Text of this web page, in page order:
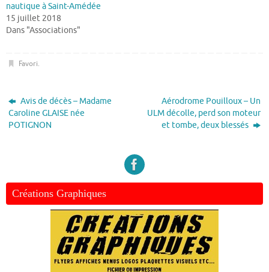
nautique à Saint-Amédée
15 juillet 2018
Dans "Associations"
Favori.
Avis de décès – Madame
Caroline GLAISE née
POTIGNON
Aérodrome Pouilloux – Un
ULM décolle, perd son moteur
et tombe, deux blessés
Créations Graphiques